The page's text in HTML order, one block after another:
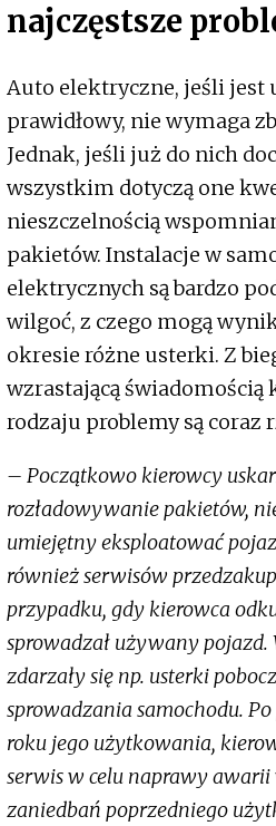
najczęstsze
Auto elektryczne, jeśli jest
prawidłowy, nie wymaga
Jednak, jeśli już do nich
wszystkim dotyczą one
nieszczelnością
pakietów. Instalacje w
elektrycznych są bardzo
wilgoć, z czego mogą
okresie różne usterki. Z
wzrastającą świadomością
rodzaju problemy są coraz
– Początkowo kierowcy
rozładowywanie pakietów,
umiejętny eksploatować
również serwisów
przypadku, gdy kierowca
sprowadzał używany pojazd.
zdarzały się np. usterki
sprowadzania samochodu.
roku jego użytkowania,
serwis w celu naprawy
zaniedbań poprzedniego